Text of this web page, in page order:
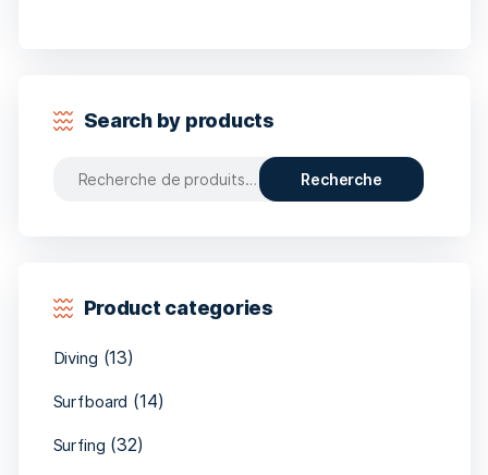
Search by products
Recherche
Product categories
Diving (13)
Surfboard (14)
Surfing (32)